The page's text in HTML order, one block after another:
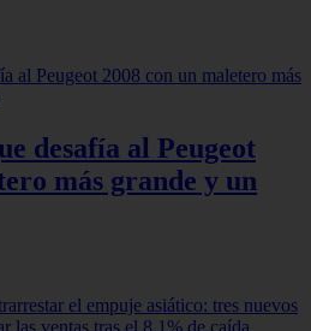
desafía al Peugeot
más grande y un